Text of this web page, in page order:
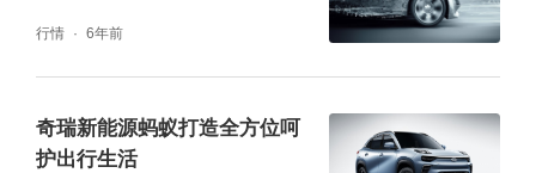
相伴，就可以放心带着全家开启一段欢乐旅
行。
值得一提的是，2022款大蚂蚁首任车主享整车
行情 6年前
奇瑞新能源蚂蚁打造全方位呵
护出行生活